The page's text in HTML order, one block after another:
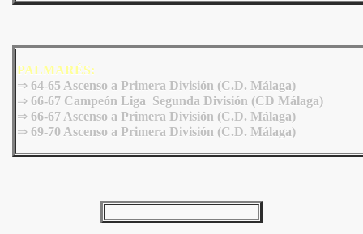
PALMARÉS:
⇒ 64-65 Ascenso a Primera División (C.D. Málaga)
⇒ 66-67 Campeón Liga Segunda División (CD Málaga)
⇒ 66-67 Ascenso a Primera División (C.D. Málaga)
⇒ 69-70 Ascenso a Primera División (C.D. Málaga)